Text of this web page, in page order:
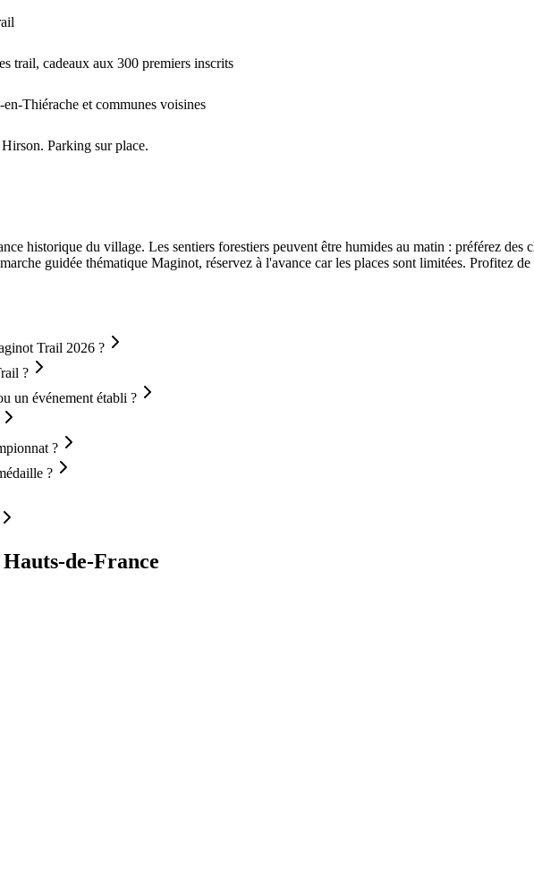
trail, cadeaux aux 300 premiers inscrits
Thiérache et communes voisines
Parking sur place.
historique du village. Les sentiers forestiers peuvent être humides au matin : préférez des
guidée thématique Maginot, réservez à l'avance car les places sont limitées. Profitez
Trail 2026 ?
?
un événement établi ?
?
?
Hauts-de-France